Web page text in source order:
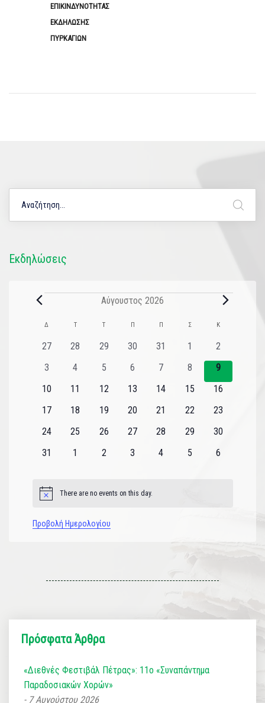
ΕΠΙΚΙΝΔΥΝΟΤΗΤΑΣ
ΕΚΔΗΛΩΣΗΣ
ΠΥΡΚΑΓΙΩΝ
Εκδηλώσεις
Αύγουστος 2026
Ημερολόγιο
του
Εκδηλώσεις
Δ Τ Τ Π Π Σ Κ
0
27
0
28
0
29
0
30
0
31
0
εκδηλώσεις
1
0
εκδηλώσεις
2
0
3
0
4
0
5
0
6
0
εκδηλώσεις
7
0
εκδηλώσεις
8
0
εκδηλώσεις
9
0
10
0
11
0
12
0
13
0
14
0
15
0
16
0
17
0
18
0
19
0
20
0
21
0
22
0
23
0
24
0
25
0
26
0
27
0
28
0
29
0
30
0
31
0
1
0
2
0
3
0
4
0
5
0
6
Notice There are no events on this day.
Προβολή Ημερολογίου
Πρόσφατα Άρθρα
«Διεθνές Φεστιβάλ Πέτρας»: 11ο «Συναπάντημα
Παραδοσιακών Χορών»
7 Αυγούστου 2026